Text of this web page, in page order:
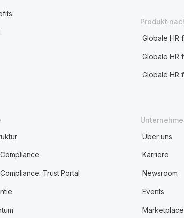
Produkt
Globale HR
Globale HR
Globale HR
Trust Portal
Über uns
Karriere
Newsroom
Events
Marketplace